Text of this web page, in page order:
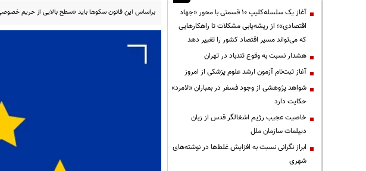
براساس این قانون سکوها باید «سطح بالایی از حریم
آغاز یک سلسله‌کلیپ ۱۰ قسمتی با محور «جهاد
اقتصادی»؛ از ریشه‌یابی مشکلات تا راهکارهایی
که می‌تواند مسیر اقتصاد کشور را تغییر دهد
هشدار نسبت به وقوع تندباد در تهران
آغاز ثبت‌نام آزمون ارشد علوم پزشکی از امروز
شواهد پژوهشی از وجود فسفر در بمباران «لامرد»
حکایت دارد
خاصیت عجیب رژیم اشغالگر قدس از زبان
دیپلمات سازمان ملل
ابراز نگرانی نسبت به افزایش غلط‌ها در نوشته‌های
شهری